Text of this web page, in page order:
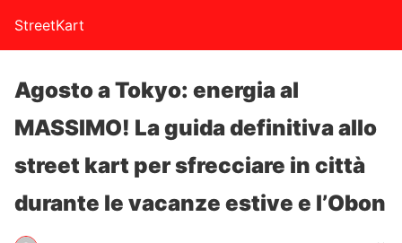
StreetKart
Agosto a Tokyo: energia al
MASSIMO! La guida definitiva allo
street kart per sfrecciare in città
durante le vacanze estive e l’Obon